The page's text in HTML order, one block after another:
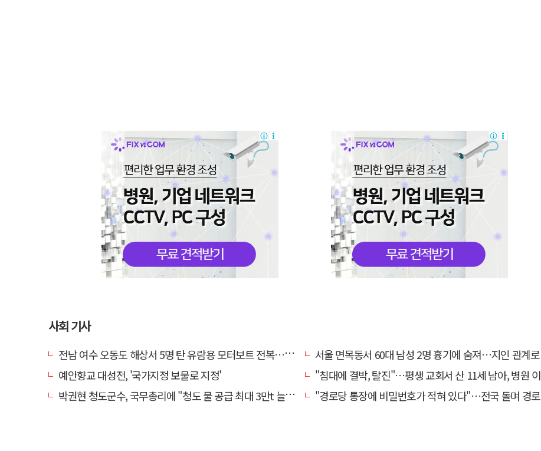
사회 기사
전남 여수 오동도 해상서 5명 탄 유람용 모터보트 전복…2명 숨져
서울 면목동서 60대 남성 2명 흉기에 숨져…지인 관계로 추정
예안향교 대성전, '국가지정 보물로 지정'
"침대에 결박, 탈진"…평생 교회서 산 11세 남아, 병원 이송 끝 숨져
박권현 청도군수, 국무총리에 "청도 물 공급 최대 3만t 늘려달라"
"경로당 통장에 비밀번호가 적혀 있다"…전국 돌며 경로당 13곳 턴 30대 구속